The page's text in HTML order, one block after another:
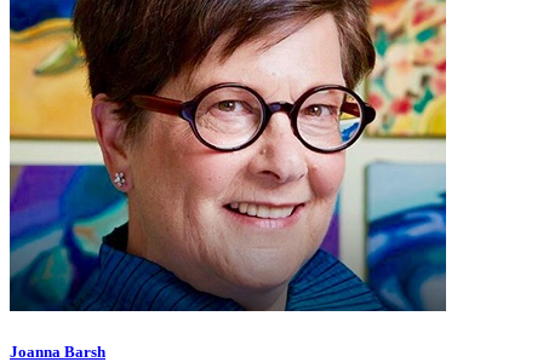
Joanna Barsh